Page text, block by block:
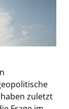
zuletzt